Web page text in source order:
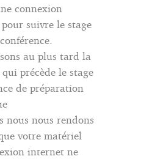
connexion
suivre le stage
au plus tard la
précède le stage
de préparation
nous nous rendons
votre matériel
internet ne